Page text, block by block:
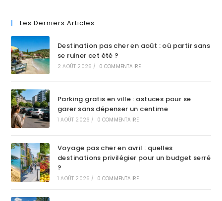
Les Derniers Articles
Destination pas cher en août : où partir sans
se ruiner cet été ?
2 AOÛT 2026 / 0 COMMENTAIRE
Parking gratis en ville : astuces pour se
garer sans dépenser un centime
1 AOÛT 2026 / 0 COMMENTAIRE
Voyage pas cher en avril : quelles
destinations privilégier pour un budget serré
?
1 AOÛT 2026 / 0 COMMENTAIRE